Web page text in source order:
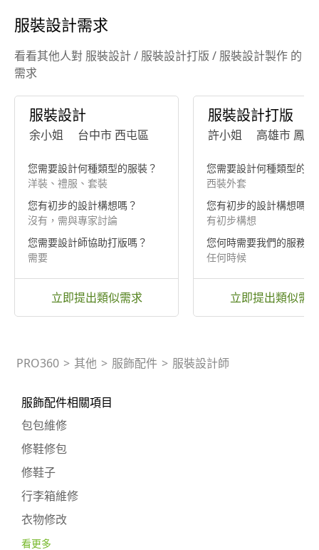
服裝設計需求
看看其他人對 服裝設計 / 服裝設計打版 / 服裝設計製作 的
需求
服裝設計
余小姐 台中市 西屯區
您需要設計何種類型的服裝？
洋裝、禮服、套裝
您有初步的設計構想嗎？
沒有，需與專家討論
您需要設計師協助打版嗎？
需要
立即提出類似需求
服裝設計打版
許小姐 高雄市 鳳
您需要設計何種類型的服
西裝外套
您有初步的設計構想嗎？
有初步構想
您何時需要我們的服務？
任何時候
立即提出類似需
PRO360 > 其他 > 服飾配件 > 服裝設計師
服飾配件相關項目
包包維修
修鞋修包
修鞋子
行李箱維修
衣物修改
看更多